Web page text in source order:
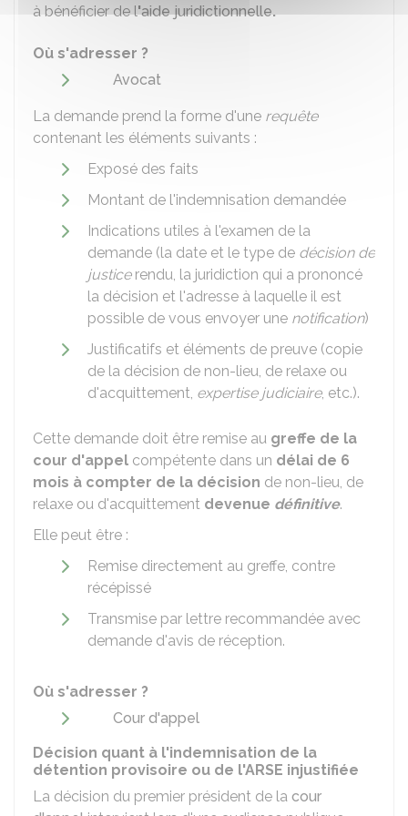
à bénéficier de l'aide juridictionnelle.
Où s'adresser ?
Avocat
La demande prend la forme d'une requête
contenant les éléments suivants :
Exposé des faits
Montant de l'indemnisation demandée
Indications utiles à l'examen de la
demande (la date et le type de décision de
justicerendu, la juridiction qui a prononcé
la décision et l'adresse à laquelle il est
possible de vous envoyer une notification)
Justificatifs et éléments de preuve (copie
de la décision de non-lieu, de relaxe ou
d'acquittement, expertise judiciaire, etc.).
Cette demande doit être remise au greffe de la
cour d'appel compétente dans un délai de 6
mois à compter de la décision de non-lieu, de
relaxe ou d'acquittement devenue définitive.
Elle peut être :
Remise directement au greffe, contre
récépissé
Transmise par lettre recommandée avec
demande d'avis de réception.
Où s'adresser ?
Cour d'appel
Décision quant à l'indemnisation de la
détention provisoire ou de l'ARSE injustifiée
La décision du premier président de la cour